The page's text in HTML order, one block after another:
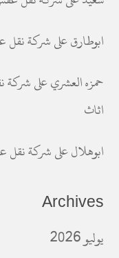
ابوطارقعلىشركة نقل عفش بجده
حمزه العشريعلىشركة
اثاث
ابوهلالعلىشركة نقل
Archives
يوليو 2026